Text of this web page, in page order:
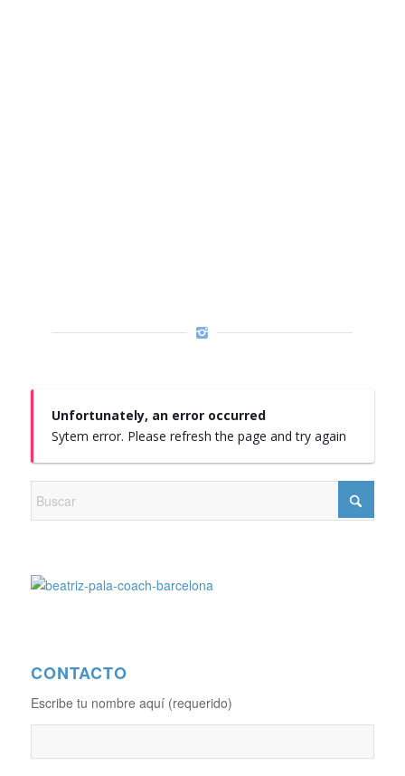
Unfortunately, an error occurred
Sytem error. Please refresh the page and try again
CONTACTO
Escribe tu nombre aquí (requerido)